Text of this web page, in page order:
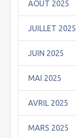
AOÛT 2025
JUILLET 2025
JUIN 2025
MAI 2025
AVRIL 2025
MARS 2025